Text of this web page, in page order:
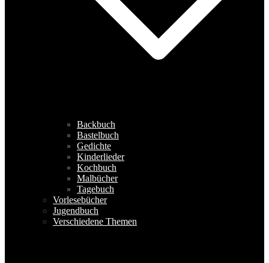
Backbuch
Bastelbuch
Gedichte
Kinderlieder
Kochbuch
Malbücher
Tagebuch
Vorlesebücher
Jugendbuch
Verschiedene Themen